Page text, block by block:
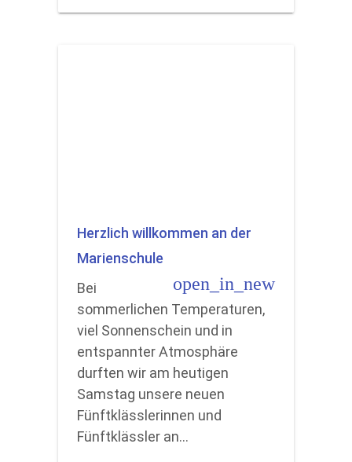
Herzlich willkommen an der
Marienschule
open_in_new
Bei
sommerlichen Temperaturen,
viel Sonnenschein und in
entspannter Atmosphäre
durften wir am heutigen
Samstag unsere neuen
Fünftklässlerinnen und
Fünftklässler an…